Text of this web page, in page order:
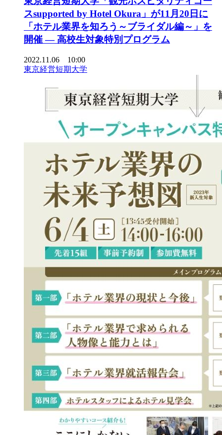
スsupported by Hotel Okura」が11月20日に
「ホテル業界を知ろう～ブライダル編～」を
開催 — 高校生対象特別プログラム
2022.11.06 10:00
東京経営短期大学